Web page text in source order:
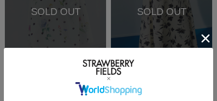
SOLD OUT SOLD OUT
STRAWBERRY-FIELDS